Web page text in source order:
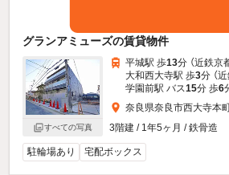
グランアミューズの賃貸物件
すべての写真
平城駅 歩13分 （近鉄京
大和西大寺駅 歩3分 （
学園前駅 バス15分 歩6
奈良県奈良市西大寺本
3階建 / 1年5ヶ月 / 鉄骨造
駐輪場あり 宅配ボックス